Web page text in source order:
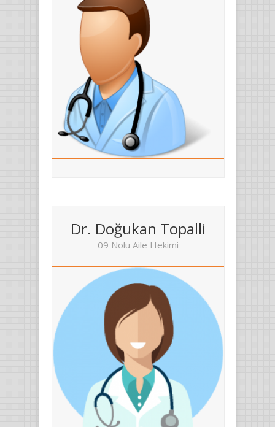
Dr. Doğukan Topalli
09 Nolu Aile Hekimi